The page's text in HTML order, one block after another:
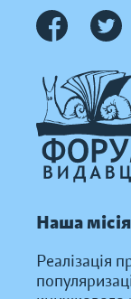
Наша місія
Реалізація